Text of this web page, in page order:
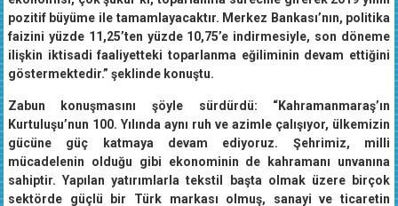
ekonomisi, çok şükür ki, toparlanma sürecine girerek 2019 yılını
pozitif büyüme ile tamamlayacaktır. Merkez Bankası’nın, politika
faizini yüzde 11,25’ten yüzde 10,75’e indirmesiyle, son döneme
ilişkin iktisadi faaliyetteki toparlanma eğiliminin devam ettiğini
göstermektedir.” şeklinde konuştu.
Zabun konuşmasını şöyle sürdürdü: “Kahramanmaraş’ın
Kurtuluşu’nun 100. Yılında aynı ruh ve azimle çalışıyor, ülkemizin
gücüne güç katmaya devam ediyoruz. Şehrimiz, milli
mücadelenin olduğu gibi ekonominin de kahramanı unvanına
sahiptir. Yapılan yatırımlarla tekstil başta olmak üzere birçok